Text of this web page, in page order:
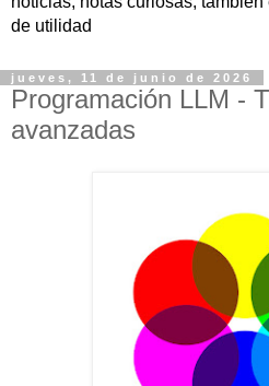
de utilidad
jueves, 11 de junio de 2026
Programación LLM -
avanzadas